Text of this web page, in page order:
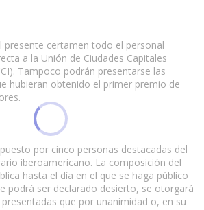
presente certamen todo el personal
a la Unión de Ciudades Capitales
Tampoco podrán presentarse las
hubieran obtenido el primer premio de
por cinco personas destacadas del
iberoamericano. La composición del
hasta el día en el que se haga público
podrá ser declarado desierto, se otorgará
que por unanimidad o, en su